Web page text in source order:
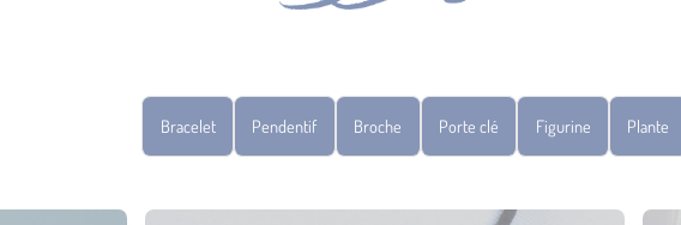
Bracelet Pendentif Broche Porte clé Figurine Plante